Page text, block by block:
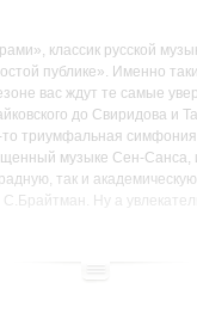
классик русской
публике». Именно
вас ждут те самые
до Свиридова
триумфальная
музыке Сен-Санса,
так и
Ну а